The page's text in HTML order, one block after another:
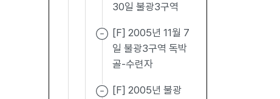
30일 불광3구역
[F] 2005년 11월 7
일 불광3구역 독박
골-수련자
[F] 2005년 불광